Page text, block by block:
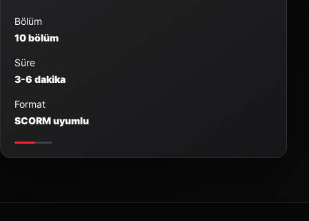
Bölüm
10 bölüm
Süre
3-6 dakika
Format
SCORM uyumlu